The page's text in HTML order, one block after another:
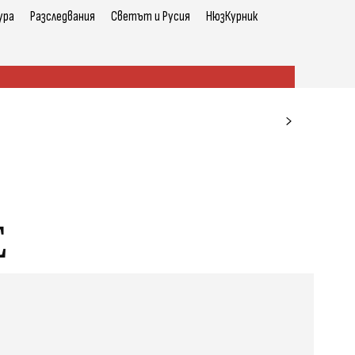
Разследвания Светът и Русия НюзКурник